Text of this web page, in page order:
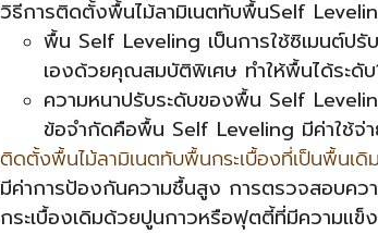
วิธีการติดตั้งพื้นไม้ลามิเนตทับพื้นSelf
พื้น Self Leveling เป็นการใช้ซิเมนต์ปรั
เองด้วยคุณสมบัติพิเศษ ทำให้พื้นได้ระดั
ความหนาปรับระดับของพื้น Self
ข้อจำกัดคือพื้น Self Leveling มีค่าใช้จ่
ติดตั้งพื้นไม้ลามิเนตทับพื้นกระเบื้องที่เป็นพื้นเดิม
มีค่าการป้องกันความชื้นสูง การตรวจสอบคว
กระเบื้องเดิมด้วยปูนกาวหรือฟุตตี้ที่มีความแ